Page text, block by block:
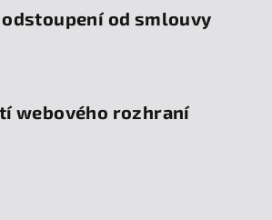
od smlouvy
webového rozhraní